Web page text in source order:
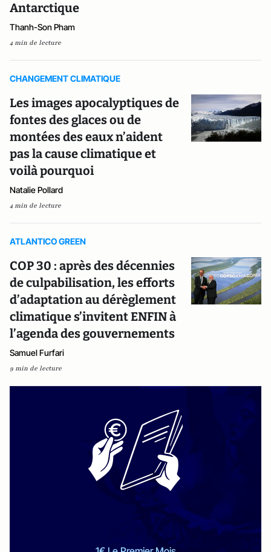
Antarctique
Thanh-Son Pham
4 min de lecture
CHANGEMENT CLIMATIQUE
Les images apocalyptiques de
fontes des glaces ou de
montées des eaux n’aident
pas la cause climatique et
voilà pourquoi
Natalie Pollard
4 min de lecture
ATLANTICO GREEN
COP 30 : après des décennies
de culpabilisation, les efforts
d’adaptation au dérèglement
climatique s’invitent ENFIN à
l’agenda des gouvernements
Samuel Furfari
9 min de lecture